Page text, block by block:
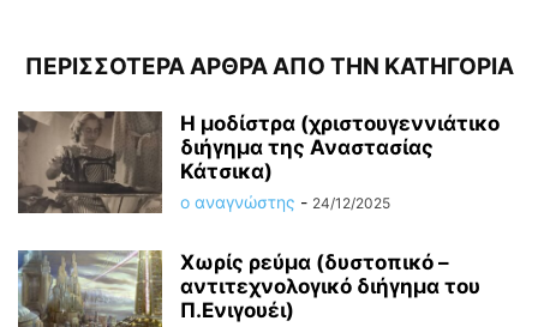
ΠΕΡΙΣΣΟΤΕΡΑ ΑΡΘΡΑ ΑΠΟ ΤΗΝ ΚΑΤΗΓΟΡΙΑ
Η μοδίστρα (χριστουγεννιάτικο
διήγημα της Αναστασίας
Κάτσικα)
ο αναγνώστης - 24/12/2025
Χωρίς ρεύμα (δυστοπικό –
αντιτεχνολογικό διήγημα του
Π.Ενιγουέι)